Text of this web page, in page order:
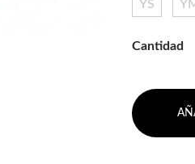
YS
Cantidad